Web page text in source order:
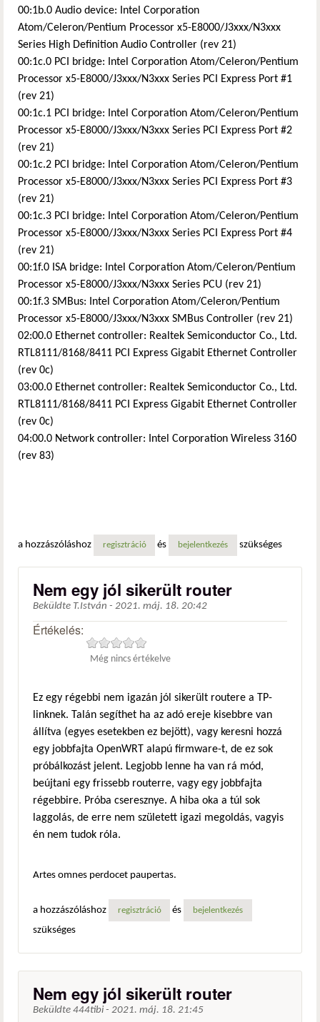
00:1b.0 Audio device: Intel Corporation
Atom/Celeron/Pentium Processor x5-E8000/J3xxx/N3xxx
Series High Definition Audio Controller (rev 21)
00:1c.0 PCI bridge: Intel Corporation Atom/Celeron/Pentium
Processor x5-E8000/J3xxx/N3xxx Series PCI Express Port #1
(rev 21)
00:1c.1 PCI bridge: Intel Corporation Atom/Celeron/Pentium
Processor x5-E8000/J3xxx/N3xxx Series PCI Express Port #2
(rev 21)
00:1c.2 PCI bridge: Intel Corporation Atom/Celeron/Pentium
Processor x5-E8000/J3xxx/N3xxx Series PCI Express Port #3
(rev 21)
00:1c.3 PCI bridge: Intel Corporation Atom/Celeron/Pentium
Processor x5-E8000/J3xxx/N3xxx Series PCI Express Port #4
(rev 21)
00:1f.0 ISA bridge: Intel Corporation Atom/Celeron/Pentium
Processor x5-E8000/J3xxx/N3xxx Series PCU (rev 21)
00:1f.3 SMBus: Intel Corporation Atom/Celeron/Pentium
Processor x5-E8000/J3xxx/N3xxx SMBus Controller (rev 21)
02:00.0 Ethernet controller: Realtek Semiconductor Co., Ltd.
RTL8111/8168/8411 PCI Express Gigabit Ethernet Controller
(rev 0c)
03:00.0 Ethernet controller: Realtek Semiconductor Co., Ltd.
RTL8111/8168/8411 PCI Express Gigabit Ethernet Controller
(rev 0c)
04:00.0 Network controller: Intel Corporation Wireless 3160
(rev 83)
a hozzászóláshoz regisztráció és bejelentkezés szükséges
Nem egy jól sikerült router
Beküldte T.István - 2021. máj. 18. 20:42
Értékelés:
Még nincs értékelve
Ez egy régebbi nem igazán jól sikerült routere a TP-
linknek. Talán segíthet ha az adó ereje kisebbre van
állítva (egyes esetekben ez bejött), vagy keresni hozzá
egy jobbfajta OpenWRT alapú firmware-t, de ez sok
próbálkozást jelent. Legjobb lenne ha van rá mód,
beújtani egy frissebb routerre, vagy egy jobbfajta
régebbire. Próba cseresznye. A hiba oka a túl sok
laggolás, de erre nem született igazi megoldás, vagyis
én nem tudok róla.
Artes omnes perdocet paupertas.
a hozzászóláshoz regisztráció és bejelentkezés
szükséges
Nem egy jól sikerült router
Beküldte 444tibi - 2021. máj. 18. 21:45